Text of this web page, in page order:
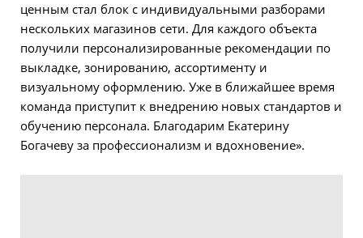
ценным стал блок с индивидуальными разборами
нескольких магазинов сети. Для каждого объекта
получили персонализированные рекомендации по
выкладке, зонированию, ассортименту и
визуальному оформлению. Уже в ближайшее время
команда приступит к внедрению новых стандартов и
обучению персонала. Благодарим Екатерину
Богачеву за профессионализм и вдохновение».